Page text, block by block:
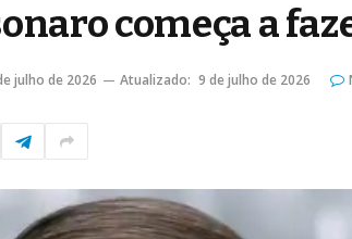
começa a
julho de 2026 Atualizado: 9 de julho de 2026